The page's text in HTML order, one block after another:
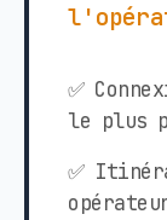
✅
le plus
✅